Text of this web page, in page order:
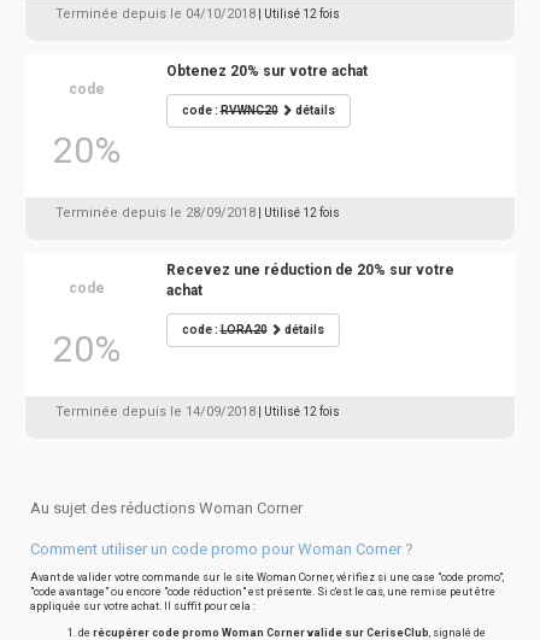
Terminée depuis le 04/10/2018 | Utilisé 12 fois
code
20%
Obtenez 20% sur votre achat
code :RVWNC20 détails
Terminée depuis le 28/09/2018 | Utilisé 12 fois
code
20%
Recevez une réduction de 20% sur votre
achat
code :LORA20 détails
Terminée depuis le 14/09/2018 | Utilisé 12 fois
Au sujet des réductions Woman Corner
Comment utiliser un code promo pour Woman Corner ?
Avant de valider votre commande sur le site Woman Corner, vérifiez si une case "code promo",
"code avantage" ou encore "code réduction" est présente. Si c'est le cas, une remise peut être
appliquée sur votre achat. Il suffit pour cela :
de récupérer code promo Woman Corner valide sur CeriseClub, signalé de